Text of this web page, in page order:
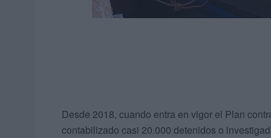
Desde 2018, cuando entra en vigor el Plan
contabilizado casi 20.000 detenidos o